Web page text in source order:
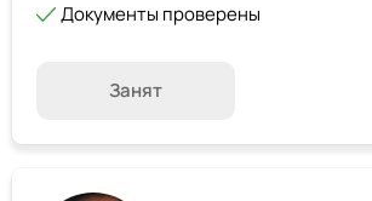
Документы проверены
Занят